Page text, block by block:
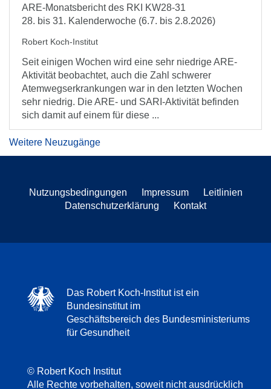
ARE-Monatsbericht des RKI KW28-31
28. bis 31. Kalenderwoche (6.7. bis 2.8.2026)
Robert Koch-Institut
Seit einigen Wochen wird eine sehr niedrige ARE-
Aktivität beobachtet, auch die Zahl schwerer
Atemwegserkrankungen war in den letzten Wochen
sehr niedrig. Die ARE- und SARI-Aktivität befinden
sich damit auf einem für diese ...
Weitere Neuzugänge
Nutzungsbedingungen Impressum
Leitlinien
Datenschutzerklärung
Kontakt
Das Robert Koch-Institut ist ein
Bundesinstitut im
Geschäftsbereich des Bundesministeriums
für Gesundheit
© Robert Koch Institut
Alle Rechte vorbehalten, soweit nicht ausdrücklich